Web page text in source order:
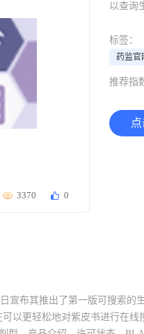
3370 0
以查询
标签：
药监官
推荐指
宣布其推出了第一版可搜索的
以更轻松地对紫皮书进行在